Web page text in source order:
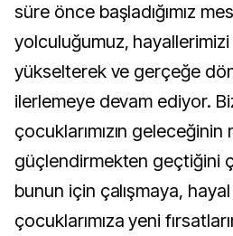
süre önce başladığımız
yolculuğumuz,
yükselterek ve gerçeğe
ilerlemeye devam ediyor.
çocuklarımızın
güçlendirmekten geçtiğini
bunun için çalışmaya,
çocuklarımıza yeni